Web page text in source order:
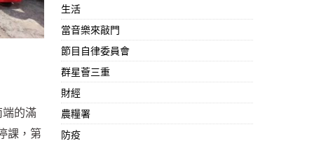
的滿
課，第
生活
當音樂來敲門
節目自律委員會
群星薈三重
財經
農糧署
防疫